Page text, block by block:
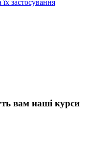
застосування
вам наші курси